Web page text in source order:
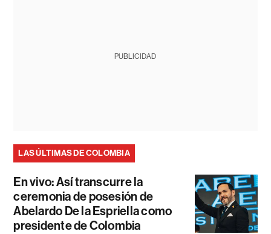
PUBLICIDAD
LAS ÚLTIMAS DE COLOMBIA
En vivo: Así transcurre la
ceremonia de posesión de
Abelardo De la Espriella como
presidente de Colombia